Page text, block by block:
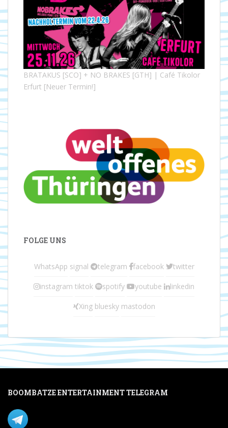
BRATAKUS [SCO] + NO BRAKES [GTH] | Café Tikolor
Erfurt [Neuer Termin!]
FOLGE UNS
WhatsApp signal telegram facebook twitter
instagram tiktok spotify youtube linkedin
Xing bluesky mastodon
BOOMBATZE ENTERTAINMENT TELEGRAM